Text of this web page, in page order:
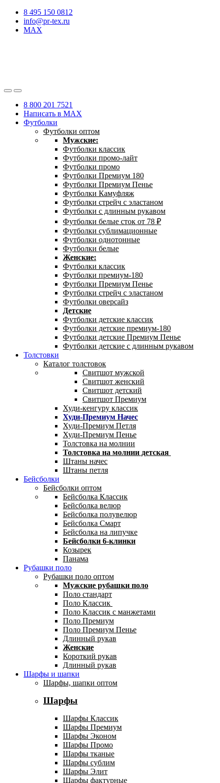
8 495 150 0812
info@pr-tex.ru
MAX
8 800 201 7521
Написать в MAX
Футболки
Футболки оптом
Мужские:
Футболки классик
Футболки промо-лайт
Футболки промо
Футболки Премиум 180
Футболки Премиум Пенье
Футболки Камуфляж
Футболки стрейч с эластаном
Футболки с длинным рукавом
Футболки белые сток от 78 ₽
Футболки сублимационные
Футболки однотонные
Футболки белые
Женские:
Футболки классик
Футболки премиум-180
Футболки Премиум Пенье
Футболки стрейч с эластаном
Футболки оверсайз
Детские
Футболки детские классик
Футболки детские премиум-180
Футболки детские Премиум Пенье
Футболки детские с длинным рукавом
Толстовки
Каталог толстовок
Свитшот мужской
Свитшот женский
Свитшот детский
Свитшот Премиум
Худи-кенгуру классик
Худи-Премиум Начес
Худи-Премиум Петля
Худи-Премиум Пенье
Толстовка на молнии
Толстовка на молнии детская
Штаны начес
Штаны петля
Бейсболки
Бейсболки оптом
Бейсболка Классик
Бейсболка велюр
Бейсболка полувелюр
Бейсболка Смарт
Бейсболка на липучке
Бейсболки 6-клинки
Козырек
Панама
Рубашки поло
Рубашки поло оптом
Мужские рубашки поло
Поло стандарт
Поло Классик
Поло Классик с манжетами
Поло Премиум
Поло Премиум Пенье
Длинный рукав
Женские
Короткий рукав
Длинный рукав
Шарфы и шапки
Шарфы, шапки оптом
Шарфы
Шарфы Классик
Шарфы Премиум
Шарфы Эконом
Шарфы Промо
Шарфы тканые
Шарфы сублим
Шарфы Элит
Шарфы фактурные